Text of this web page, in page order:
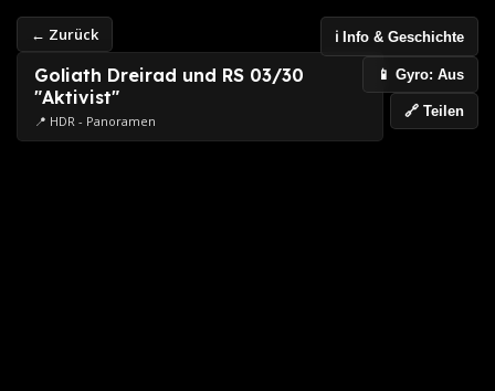
← Zurück
Goliath Dreirad und RS 03/30
"Aktivist"
📍 HDR - Panoramen
ℹ️ Info & Geschichte
📱 Gyro: Aus
🔗 Teilen